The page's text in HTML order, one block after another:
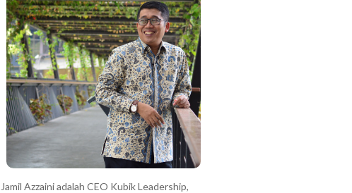
Jamil Azzaini adalah CEO Kubik Leadership,